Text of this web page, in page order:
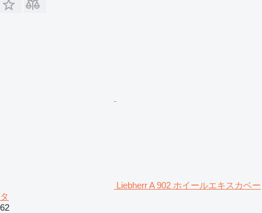
Liebherr A 902 ホイールエキスカベー
タ
62